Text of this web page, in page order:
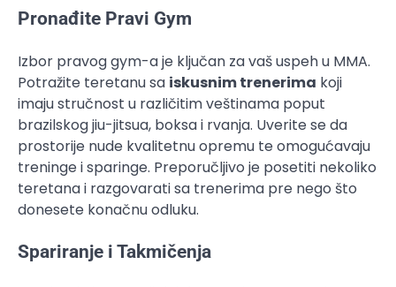
Pronađite Pravi Gym
Izbor pravog gym-a je ključan za vaš uspeh u MMA.
Potražite teretanu sa iskusnim trenerima koji
imaju stručnost u različitim veštinama poput
brazilskog jiu-jitsua, boksa i rvanja. Uverite se da
prostorije nude kvalitetnu opremu te omogućavaju
treninge i sparinge. Preporučljivo je posetiti nekoliko
teretana i razgovarati sa trenerima pre nego što
donesete konačnu odluku.
Spariranje i Takmičenja